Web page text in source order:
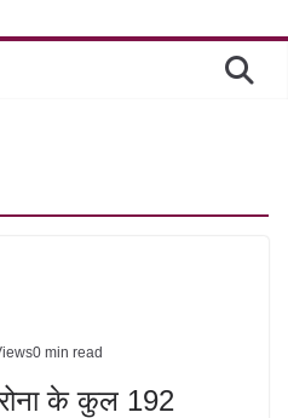
0 min read
के कुल 192